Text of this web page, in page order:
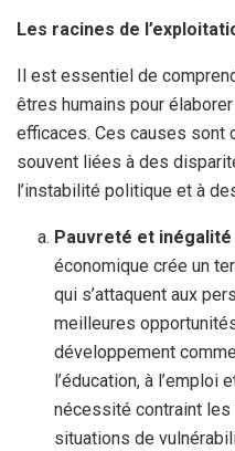
Les racines de
Il est essentiel de
êtres humains pour
efficaces. Ces causes
souvent liées à des
l’instabilité politique et à
Pauvreté et
économique crée un
qui s’attaquent aux
meilleures
développement
l’éducation, à l’emploi
nécessité contraint
situations de